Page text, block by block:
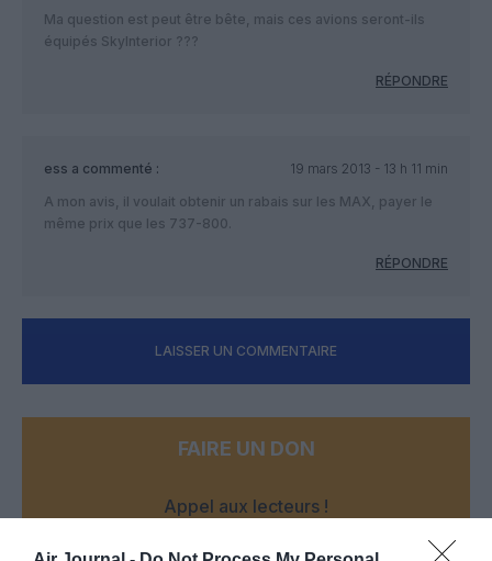
Ma question est peut être bête, mais ces avions seront-ils
équipés SkyInterior ???
RÉPONDRE
ess a commenté :
19 mars 2013 - 13 h 11 min
A mon avis, il voulait obtenir un rabais sur les MAX, payer le
même prix que les 737-800.
RÉPONDRE
LAISSER UN COMMENTAIRE
FAIRE UN DON
Appel aux lecteurs !